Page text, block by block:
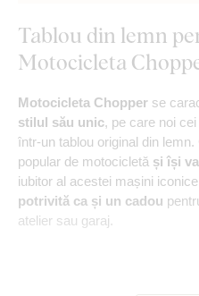
Tablou din lemn
Motocicleta
Motocicleta Chopper se
stilul său unic, pe care noi
într-un tablou original din
popular de motocicletă și își
iubitor al acestei mașini
potrivită ca și un cadou
atelier sau garaj.